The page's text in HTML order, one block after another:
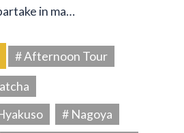
in ma…
# Afternoon Tour
# Nagoya